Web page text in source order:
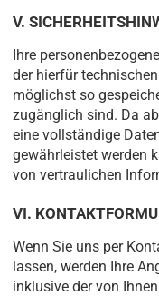
V.
Ihre
der hierfür
möglichst so
zugänglich sind. Da
eine vollständige
gewährleistet werden
von vertraulichen
VI.
Wenn Sie uns per
lassen, werden Ihre
inklusive der von